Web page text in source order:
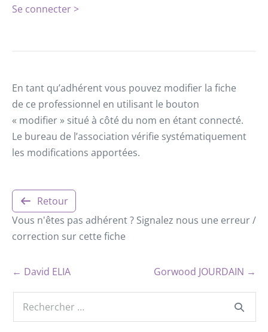
Se connecter >
En tant qu’adhérent vous pouvez modifier la fiche
de ce professionnel en utilisant le bouton
« modifier » situé à côté du nom en étant connecté.
Le bureau de l’association vérifie systématiquement
les modifications apportées.
Retour
Vous n'êtes pas adhérent ? Signalez nous une erreur /
correction sur cette fiche
← David ELIA Gorwood JOURDAIN →